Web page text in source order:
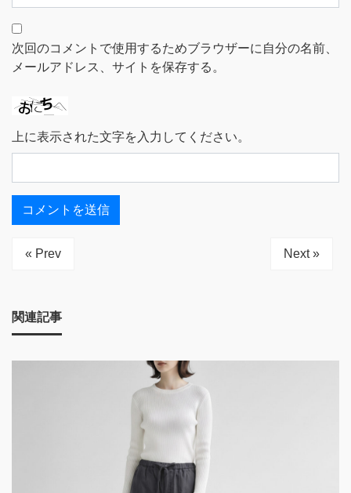
次回のコメントで使用するためブラウザーに自分の名前、
メールアドレス、サイトを保存する。
上に表示された文字を入力してください。
« Prev Next »
関連記事